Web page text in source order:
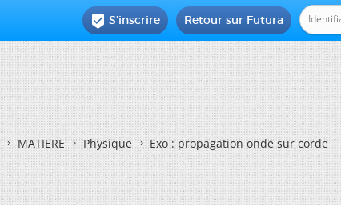
Retour sur Futura
 S'inscrire
MATIERE Physique Exo : propagation onde sur corde